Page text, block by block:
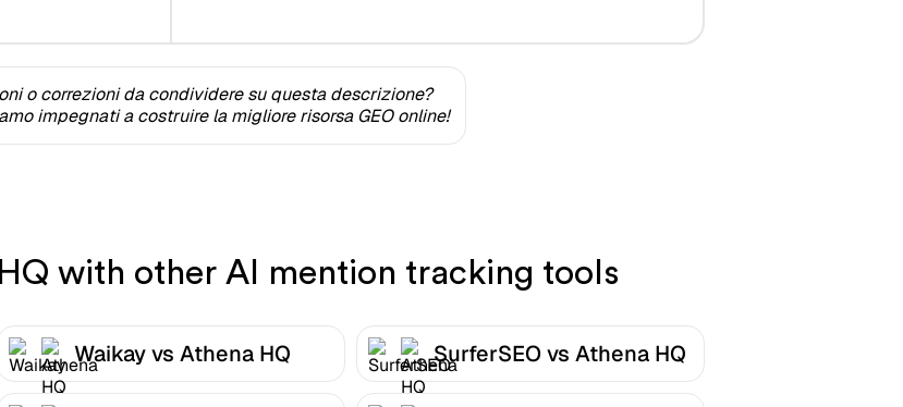
o correzioni da condividere su questa descrizione?
impegnati a costruire la migliore risorsa GEO online!
with other AI mention tracking tools
Waikay vs Athena HQ SurferSEO vs Athena HQ